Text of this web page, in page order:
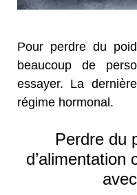
Pour perdre du
beaucoup de
essayer. La
régime hormonal.
Perdre du
d’alimentation